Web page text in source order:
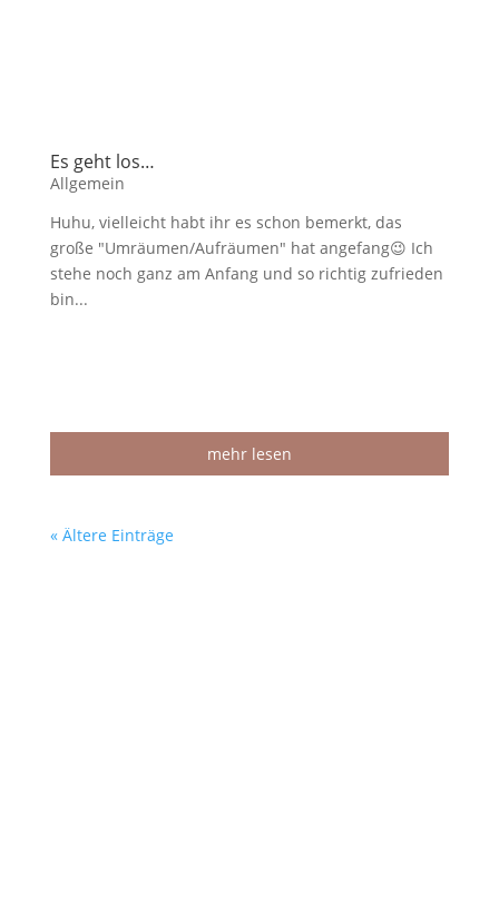
Es geht los…
Allgemein
Huhu, vielleicht habt ihr es schon bemerkt, das
große "Umräumen/Aufräumen" hat angefang😉 Ich
stehe noch ganz am Anfang und so richtig zufrieden
bin...
mehr lesen
« Ältere Einträge